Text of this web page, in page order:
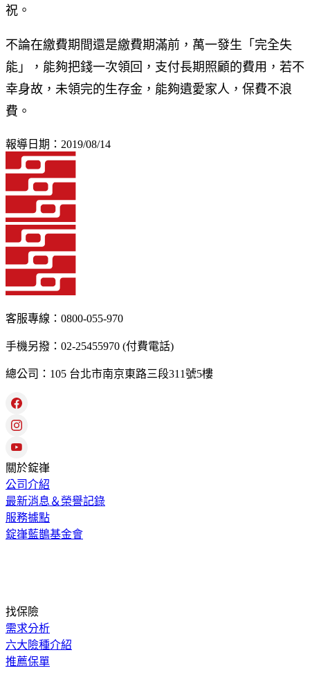
祝。
不論在繳費期間還是繳費期滿前，萬一發生「完全失
能」，能夠把錢一次領回，支付長期照顧的費用，若不
幸身故，未領完的生存金，能夠遺愛家人，保費不浪
費。
報導日期：2019/08/14
客服專線：0800-055-970
手機另撥：02-25455970 (付費電話)
總公司：105 台北市南京東路三段311號5樓
關於錠嵂
公司介紹
最新消息＆榮譽記錄
服務據點
錠嵂藍鵲基金會
找保險
需求分析
六大險種介紹
推薦保單